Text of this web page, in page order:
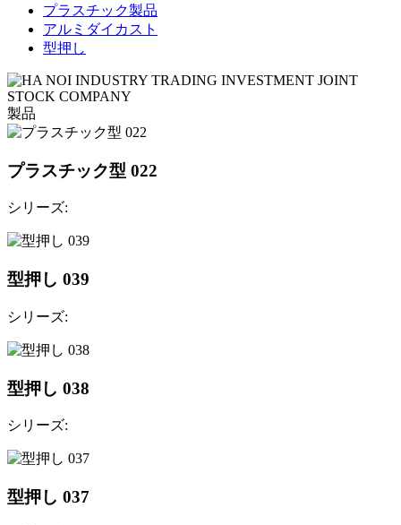
プラスチック製品
アルミダイカスト
型押し
製品
プラスチック型 022
シリーズ:
型押し 039
シリーズ:
型押し 038
シリーズ:
型押し 037